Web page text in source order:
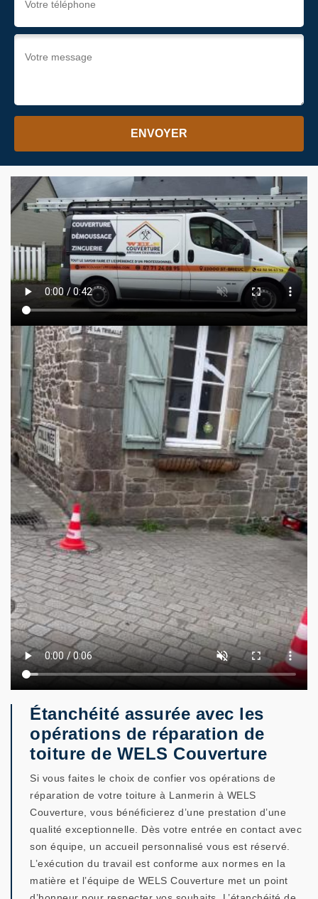
Étanchéité assurée avec les
opérations de réparation de
toiture de WELS Couverture
Si vous faites le choix de confier vos opérations de
réparation de votre toiture à Lanmerin à WELS
Couverture, vous bénéficierez d’une prestation d’une
qualité exceptionnelle. Dès votre entrée en contact avec
son équipe, un accueil personnalisé vous est réservé.
L’exécution du travail est conforme aux normes en la
matière et l’équipe de WELS Couverture met un point